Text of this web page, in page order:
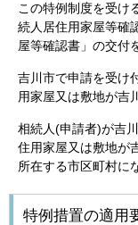
この特例制度を受け
続人居住用家屋等確
屋等確認書」の交付
吉川市で申請を受け
用家屋又は敷地が吉
相続人(申請者)が吉
住用家屋又は敷地が
所在する市区町村に
特例措置の適用